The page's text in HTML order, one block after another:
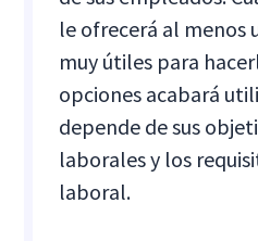
le ofrecerá al menos
muy útiles para
opciones acabará
depende de sus
laborales y los
laboral.